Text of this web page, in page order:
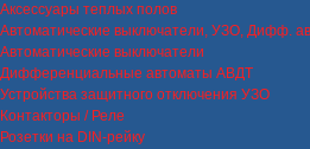
Аксессуары теплых полов
Автоматические выключатели, УЗО, Дифф.
Автоматические выключатели
Дифференциальные автоматы АВДТ
Устройства защитного отключения УЗО
Контакторы / Реле
Розетки на DIN-рейку